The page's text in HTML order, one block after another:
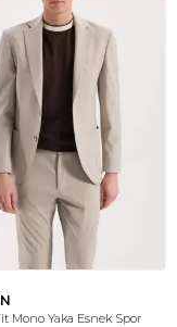
Mono Yaka Esnek Spor